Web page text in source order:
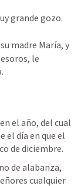
grande gozo.
madre María, y
le
el año, del cual
el día en que el
de diciembre.
de alabanza,
cualquier